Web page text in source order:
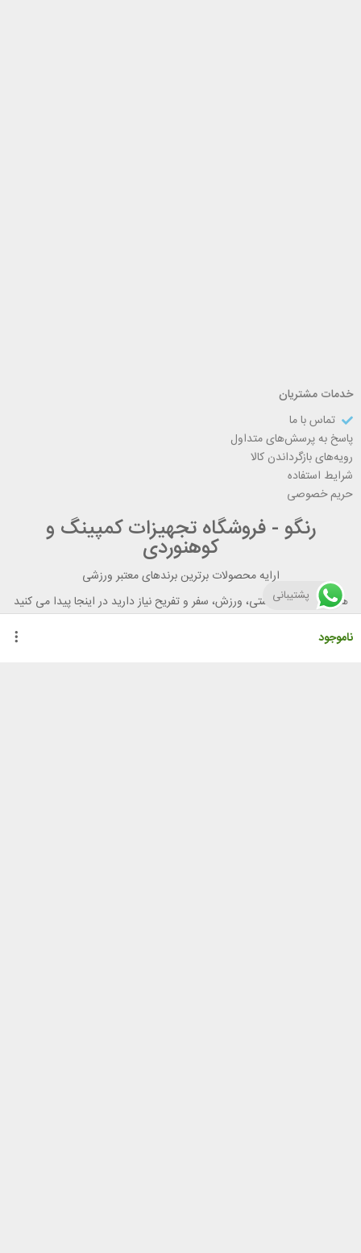
ناموجود
خدمات مشتریان
تماس با ما
پاسخ به پرسش‌های متداول
رویه‌های بازگرداندن کالا
شرایط استفاده
حریم خصوصی
رنگو - فروشگاه تجهیزات کمپینگ و
کوهنوردی
ارایه محصولات برترین برندهای معتبر ورزشی
هر آنچه برای تندرستی، ورزش، سفر و تفریح نیاز دارید در اینجا پیدا می کنید
پشتیبانی